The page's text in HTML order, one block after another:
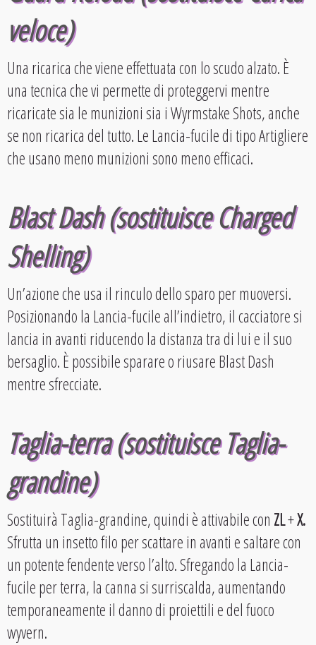
veloce)
Una ricarica che viene effettuata con lo scudo alzato. È
una tecnica che vi permette di proteggervi mentre
ricaricate sia le munizioni sia i Wyrmstake Shots, anche
se non ricarica del tutto. Le Lancia-fucile di tipo Artigliere
che usano meno munizioni sono meno efficaci.
Blast Dash (sostituisce Charged
Shelling)
Un’azione che usa il rinculo dello sparo per muoversi.
Posizionando la Lancia-fucile all’indietro, il cacciatore si
lancia in avanti riducendo la distanza tra di lui e il suo
bersaglio. È possibile sparare o riusare Blast Dash
mentre sfrecciate.
Taglia-terra (sostituisce Taglia-
grandine)
Sostituirà Taglia-grandine, quindi è attivabile con ZL+X.
Sfrutta un insetto filo per scattare in avanti e saltare con
un potente fendente verso l’alto. Sfregando la Lancia-
fucile per terra, la canna si surriscalda, aumentando
temporaneamente il danno di proiettili e del fuoco
wyvern.